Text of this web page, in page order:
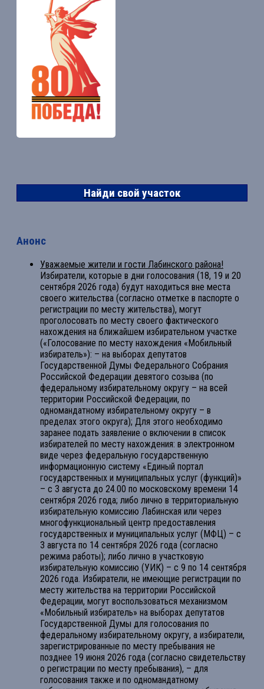
Найди свой участок
Анонс
Уважаемые жители и гости Лабинского района!
Избиратели, которые в дни голосования (18, 19 и 20
сентября 2026 года) будут находиться вне места
своего жительства (согласно отметке в паспорте о
регистрации по месту жительства), могут
проголосовать по месту своего фактического
нахождения на ближайшем избирательном участке
(«Голосование по месту нахождения «Мобильный
избиратель»): – на выборах депутатов
Государственной Думы Федерального Собрания
Российской Федерации девятого созыва (по
федеральному избирательному округу – на всей
территории Российской Федерации, по
одномандатному избирательному округу – в
пределах этого округа); Для этого необходимо
заранее подать заявление о включении в список
избирателей по месту нахождения: в электронном
виде через федеральную государственную
информационную систему «Единый портал
государственных и муниципальных услуг (функций)»
– с 3 августа до 24.00 по московскому времени 14
сентября 2026 года; либо лично в территориальную
избирательную комиссию Лабинская или через
многофункциональный центр предоставления
государственных и муниципальных услуг (МФЦ) – с
3 августа по 14 сентября 2026 года (согласно
режима работы); либо лично в участковую
избирательную комиссию (УИК) – с 9 по 14 сентября
2026 года. Избиратели, не имеющие регистрации по
месту жительства на территории Российской
Федерации, могут воспользоваться механизмом
«Мобильный избиратель» на выборах депутатов
Государственной Думы для голосования по
федеральному избирательному округу, а избиратели,
зарегистрированные по месту пребывания не
позднее 19 июня 2026 года (согласно свидетельству
о регистрации по месту пребывания), – для
голосования также и по одномандатному